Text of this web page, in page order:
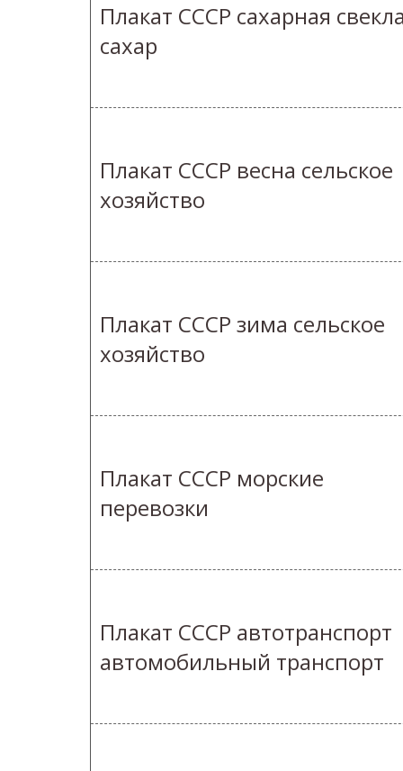
Плакат СССР сахарная
сахар
Плакат СССР весна сельское
хозяйство
Плакат СССР зима сельское
хозяйство
Плакат СССР морские
перевозки
Плакат СССР автотранспорт
автомобильный транспорт